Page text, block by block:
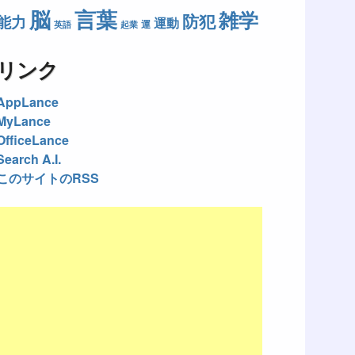
力 脳 英語 言葉 起業 運 運動 防犯雑学
リンク
A.I.
のサイトのRSS